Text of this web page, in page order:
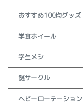
おすすめ100均グッズ
学食ホイール
学生メシ
謎サークル
ヘビーローテーション